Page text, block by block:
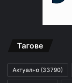
Тагове
Актуално (33790)